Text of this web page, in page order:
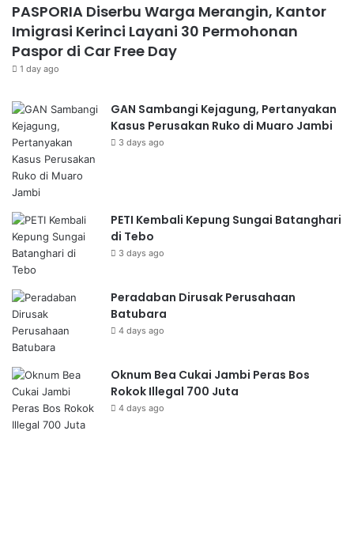
PASPORIA Diserbu Warga Merangin, Kantor
Imigrasi Kerinci Layani 30 Permohonan
Paspor di Car Free Day
1 day ago
GAN Sambangi Kejagung, Pertanyakan
Kasus Perusakan Ruko di Muaro Jambi
3 days ago
PETI Kembali Kepung Sungai Batanghari
di Tebo
3 days ago
Peradaban Dirusak Perusahaan
Batubara
4 days ago
Oknum Bea Cukai Jambi Peras Bos
Rokok Illegal 700 Juta
4 days ago